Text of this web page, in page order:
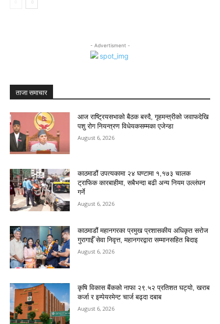
- Advertisment -
ताजा समाचार
आज राष्ट्रियसभाको बैठक बस्दै, गृहमन्त्रीको जवाफदेखि
पशु रोग नियन्त्रण विधेयकसम्मका एजेन्डा
August 6, 2026
काठमाडौं उपत्यकामा २४ घण्टामा १,१७३ चालक
ट्राफिक कारबाहीमा, सबैभन्दा बढी अन्य नियम उल्लंघन
गर्ने
August 6, 2026
काठमाडौं महानगरका प्रमुख प्रशासकीय अधिकृत सरोज
गुरागाईँ सेवा निवृत्त, महानगरद्वारा सम्मानसहित बिदाइ
August 6, 2026
कृषि विकास बैंकको नाफा २९.५२ प्रतिशत घट्यो, खराब
कर्जा र इम्पेयरमेन्ट चार्ज बढ्दा दबाब
August 6, 2026